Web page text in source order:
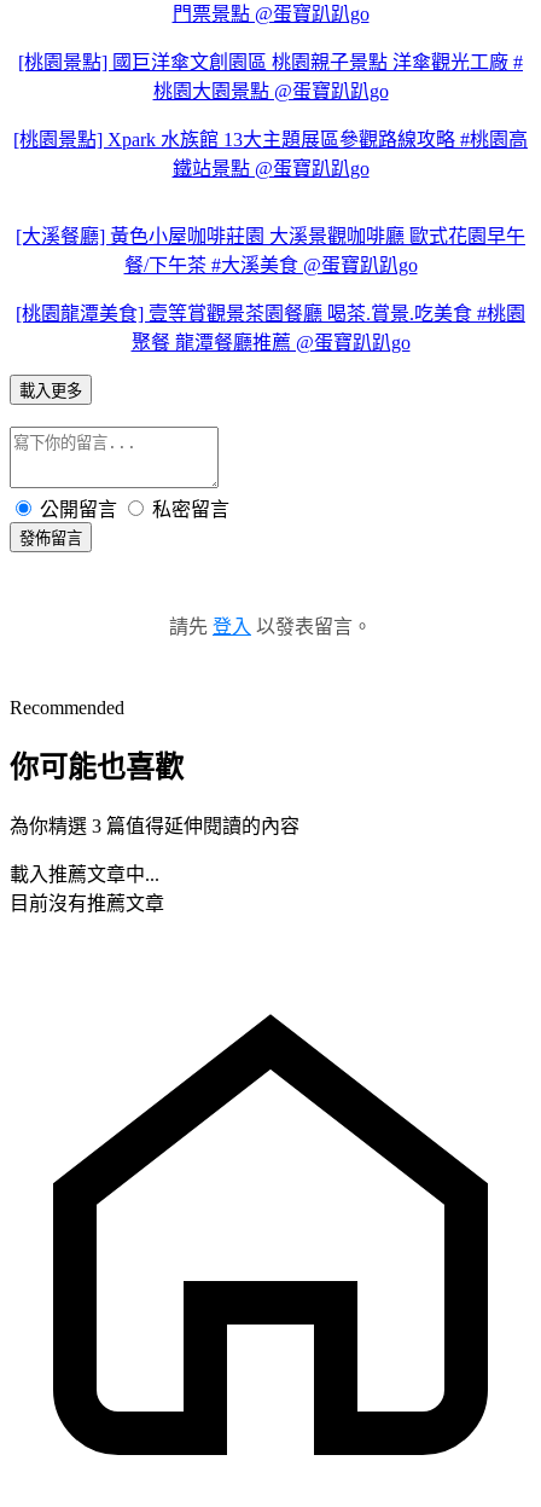
門票景點 @蛋寶趴趴go
[桃園景點] 國巨洋傘文創園區 桃園親子景點 洋傘觀光工廠 #
桃園大園景點 @蛋寶趴趴go
[桃園景點] Xpark 水族館 13大主題展區參觀路線攻略 #桃園高
鐵站景點 @蛋寶趴趴go
[大溪餐廳] 黃色小屋咖啡莊園 大溪景觀咖啡廳 歐式花園早午
餐/下午茶 #大溪美食 @蛋寶趴趴go
[桃園龍潭美食] 壹等賞觀景茶園餐廳 喝茶.賞景.吃美食 #桃園
聚餐 龍潭餐廳推薦 @蛋寶趴趴go
載入更多
公開留言 私密留言
發佈留言
請先 登入 以發表留言。
Recommended
你可能也喜歡
為你精選 3 篇值得延伸閱讀的內容
載入推薦文章中...
目前沒有推薦文章